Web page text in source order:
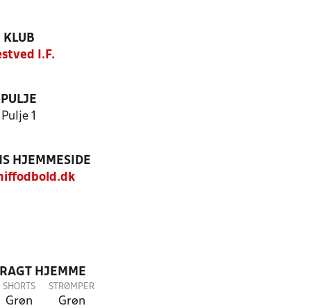
KLUB
I.F.
PULJE
Pulje 1
HJEMMESIDE
HJEMME
SHORTS
Grøn
STRØMPER
Grøn